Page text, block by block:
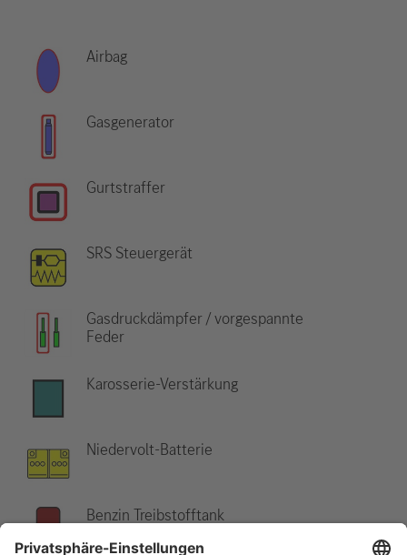
Airbag
Gasgenerator
Gurtstraffer
SRS Steuergerät
Gasdruckdämpfer / vorgespannte
Feder
Karosserie-Verstärkung
Niedervolt-Batterie
Benzin Treibstofftank